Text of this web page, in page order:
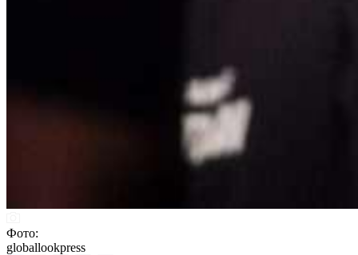
Фото:
globallookpress